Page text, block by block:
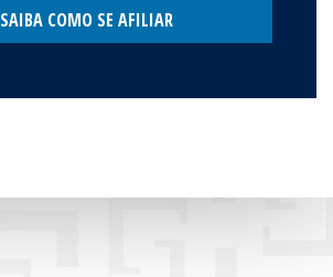
SAIBA COMO SE AFILIAR